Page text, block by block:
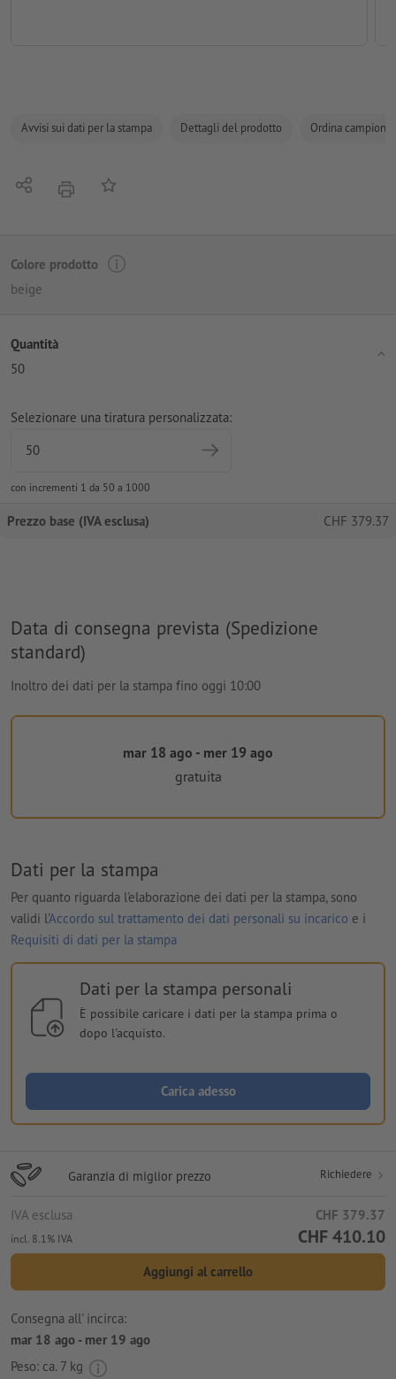
Avvisi sui dati per la stampa Dettagli del prodotto Ordina campione
Condividistamparealla lista preferiti
Colore prodotto
beige
Quantità
50
Selezionare una tiratura personalizzata:
con incrementi 1 da 50 a 1000
Prezzo base (IVA esclusa) CHF 379.37
Data di consegna prevista (Spedizione
standard)
Inoltro dei dati per la stampa fino oggi 10:00
mar 18 ago - mer 19 ago
gratuita
Dati per la stampa
Per quanto riguarda l'elaborazione dei dati per la stampa, sono
validi l'Accordo sul trattamento dei dati personali su incarico e i
Requisiti di dati per la stampa
Dati per la stampa personali
È possibile caricare i dati per la stampa prima o
dopo l'acquisto.
Carica adesso
Garanzia di miglior prezzo Richiedere
IVA esclusa CHF 379.37
incl. 8.1% IVA CHF 410.10
Aggiungi al carrello
Consegna all' incirca:
mar 18 ago - mer 19 ago
Peso: ca. 7 kg